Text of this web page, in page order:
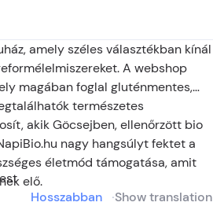
amely széles választékban kínál
A webshop
magában foglal gluténmentes,
természetes
akik Göcsejben, ellenőrzött bio
nagy hangsúlyt fektet a
életmód támogatása, amit
elő.
Hosszabban Show translation